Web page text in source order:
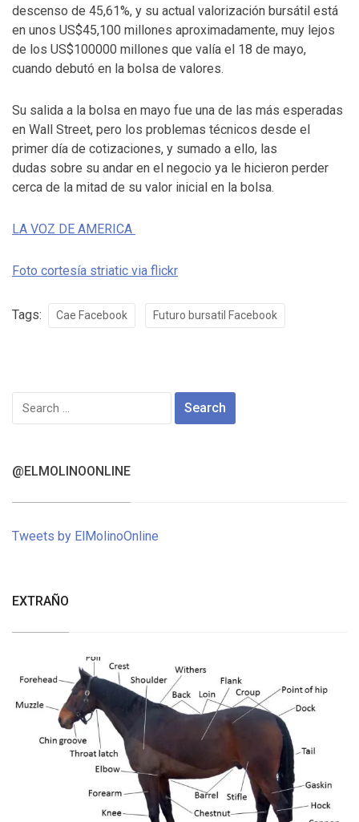
descenso de 45,61%, y su actual valorización bursátil está
en unos US$45,100 millones aproximadamente, muy lejos
de los US$100000 millones que valía el 18 de mayo,
cuando debutó en la bolsa de valores.
Su salida a la bolsa en mayo fue una de las más esperadas
en Wall Street, pero los problemas técnicos desde el
primer día de cotizaciones, y sumado a ello, las
dudas sobre su andar en el negocio ya le hicieron perder
cerca de la mitad de su valor inicial en la bolsa.
LA VOZ DE AMERICA
Foto cortesía striatic via flickr
Tags: Cae Facebook Futuro bursatil Facebook
Search
for:
@ELMOLINOONLINE
Tweets by ElMolinoOnline
EXTRAÑO